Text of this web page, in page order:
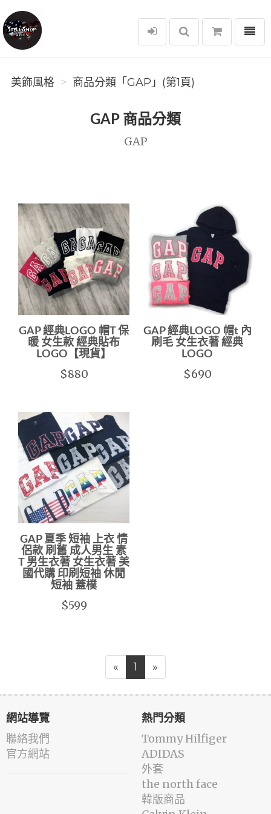
美飾風格
選單
美飾風格 商品分類「GAP」(第1頁)
GAP 商品分類
GAP
GAP 經典LOGO 帽T 保
暖 女生款 經典貼布
LOGO【現貨】
$880
GAP 經典LOGO 帽t 內
刷毛 女生衣著 經典
LOGO
$690
GAP 夏季 短袖 上衣 情
侶款 刷舊 成人男生 素
T 男生衣著 女生衣著 美
國代購 印刷短袖 休閒
短袖 蓋樸
$599
« 1 »
網站導覽
聯絡我們
官方網站
熱門分類
Tommy Hilfiger
ADIDAS
外套
the north face
韓版商品